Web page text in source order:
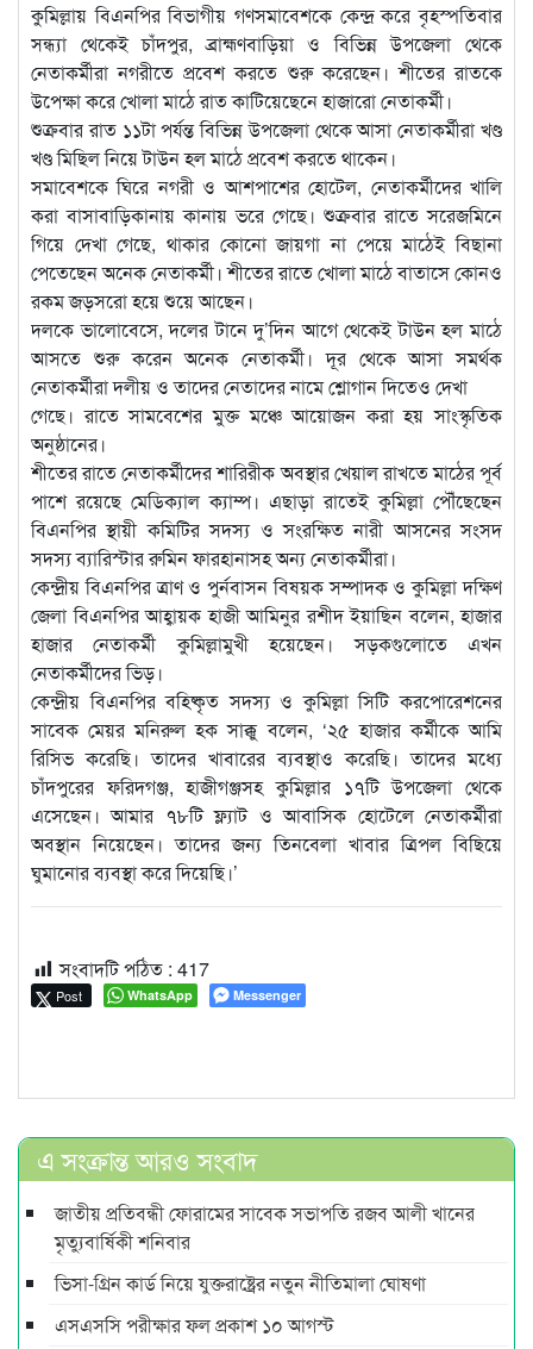
কুমিল্লায় বিএনপির বিভাগীয় গণসমাবেশকে কেন্দ্র করে বৃহস্পতিবার
সন্ধ্যা থেকেই চাঁদপুর, ব্রাহ্মণবাড়িয়া ও বিভিন্ন উপজেলা থেকে
নেতাকর্মীরা নগরীতে প্রবেশ করতে শুরু করেছেন। শীতের রাতকে
উপেক্ষা করে খোলা মাঠে রাত কাটিয়েছেনে হাজারো নেতাকর্মী।
শুক্রবার রাত ১১টা পর্যন্ত বিভিন্ন উপজেলা থেকে আসা নেতাকর্মীরা খণ্ড
খণ্ড মিছিল নিয়ে টাউন হল মাঠে প্রবেশ করতে থাকেন।
সমাবেশকে ঘিরে নগরী ও আশপাশের হোটেল, নেতাকর্মীদের খালি
করা বাসাবাড়িকানায় কানায় ভরে গেছে। শুক্রবার রাতে সরেজমিনে
গিয়ে দেখা গেছে, থাকার কোনো জায়গা না পেয়ে মাঠেই বিছানা
পেতেছেন অনেক নেতাকর্মী। শীতের রাতে খোলা মাঠে বাতাসে কোনও
রকম জড়সরো হয়ে শুয়ে আছেন।
দলকে ভালোবেসে, দলের টানে দু’দিন আগে থেকেই টাউন হল মাঠে
আসতে শুরু করেন অনেক নেতাকর্মী। দূর থেকে আসা সমর্থক
নেতাকর্মীরা দলীয় ও তাদের নেতাদের নামে শ্লোগান দিতেও দেখা
গেছে। রাতে সামবেশের মুক্ত মঞ্চে আয়োজন করা হয় সাংস্কৃতিক
অনুষ্ঠানের।
শীতের রাতে নেতাকর্মীদের শারিরীক অবস্থার খেয়াল রাখতে মাঠের পূর্ব
পাশে রয়েছে মেডিক্যাল ক্যাম্প। এছাড়া রাতেই কুমিল্লা পৌঁছেছেন
বিএনপির স্থায়ী কমিটির সদস্য ও সংরক্ষিত নারী আসনের সংসদ
সদস্য ব্যারিস্টার রুমিন ফারহানাসহ অন্য নেতাকর্মীরা।
কেন্দ্রীয় বিএনপির ত্রাণ ও পুর্নবাসন বিষয়ক সম্পাদক ও কুমিল্লা দক্ষিণ
জেলা বিএনপির আহ্বায়ক হাজী আমিনুর রশীদ ইয়াছিন বলেন, হাজার
হাজার নেতাকর্মী কুমিল্লামুখী হয়েছেন। সড়কগুলোতে এখন
নেতাকর্মীদের ভিড়।
কেন্দ্রীয় বিএনপির বহিষ্কৃত সদস্য ও কুমিল্লা সিটি করপোরেশনের
সাবেক মেয়র মনিরুল হক সাক্কু বলেন, ‘২৫ হাজার কর্মীকে আমি
রিসিভ করেছি। তাদের খাবারের ব্যবস্থাও করেছি। তাদের মধ্যে
চাঁদপুরের ফরিদগঞ্জ, হাজীগঞ্জসহ কুমিল্লার ১৭টি উপজেলা থেকে
এসেছেন। আমার ৭৮টি ফ্ল্যাট ও আবাসিক হোটেলে নেতাকর্মীরা
অবস্থান নিয়েছেন। তাদের জন্য তিনবেলা খাবার ত্রিপল বিছিয়ে
ঘুমানোর ব্যবস্থা করে দিয়েছি।’
সংবাদটি পঠিত : 417
Post WhatsApp Messenger
এ সংক্রান্ত আরও সংবাদ
জাতীয় প্রতিবন্ধী ফোরামের সাবেক সভাপতি রজব আলী খানের
মৃত্যুবার্ষিকী শনিবার
ভিসা-গ্রিন কার্ড নিয়ে যুক্তরাষ্ট্রের নতুন নীতিমালা ঘোষণা
এসএসসি পরীক্ষার ফল প্রকাশ ১০ আগস্ট